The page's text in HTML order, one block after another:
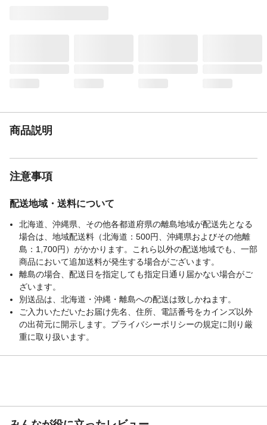
商品説明
注意事項
配送地域・送料について
北海道、沖縄県、その他各都道府県の離島地域が配送先となる
場合は、地域配送料（北海道：500円、沖縄県およびその他離
島：1,700円）がかかります。これら以外の配送地域でも、一部
商品において追加送料が発生する場合がございます。
離島の場合、配送日を指定しても指定日通り届かない場合がご
ざいます。
別送品は、北海道・沖縄・離島への配送は致しかねます。
ご入力いただいたお届け先名、住所、電話番号をカインズ以外
の出荷元に開示します。プライバシーポリシーの規定に則り厳
重に取り扱います。